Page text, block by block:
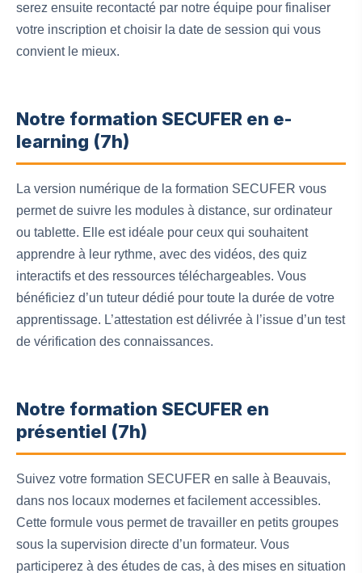
serez ensuite recontacté par notre équipe pour finaliser
votre inscription et choisir la date de session qui vous
convient le mieux.
Notre formation SECUFER en e-
learning (7h)
La version numérique de la formation SECUFER vous
permet de suivre les modules à distance, sur ordinateur
ou tablette. Elle est idéale pour ceux qui souhaitent
apprendre à leur rythme, avec des vidéos, des quiz
interactifs et des ressources téléchargeables. Vous
bénéficiez d’un tuteur dédié pour toute la durée de votre
apprentissage. L’attestation est délivrée à l’issue d’un test
de vérification des connaissances.
Notre formation SECUFER en
présentiel (7h)
Suivez votre formation SECUFER en salle à Beauvais,
dans nos locaux modernes et facilement accessibles.
Cette formule vous permet de travailler en petits groupes
sous la supervision directe d’un formateur. Vous
participerez à des études de cas, à des mises en situation